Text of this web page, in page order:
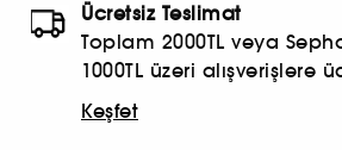
Ücretsiz Teslimat
Toplam 2000TL veya
1000TL üzeri alışverişlere
Keşfet